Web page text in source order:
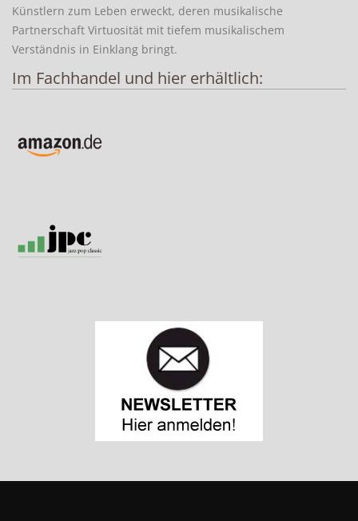
Künstlern zum Leben erweckt, deren musikalische
Partnerschaft Virtuosität mit tiefem musikalischem
Verständnis in Einklang bringt.
Im Fachhandel und hier erhältlich: